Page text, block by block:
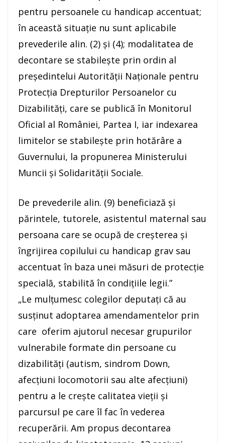
pentru persoanele cu handicap accentuat;
în această situaţie nu sunt aplicabile
prevederile alin. (2) şi (4); modalitatea de
decontare se stabileşte prin ordin al
preşedintelui Autorităţii Naţionale pentru
Protecţia Drepturilor Persoanelor cu
Dizabilităţi, care se publică în Monitorul
Oficial al României, Partea I, iar indexarea
limitelor se stabileşte prin hotărâre a
Guvernului, la propunerea Ministerului
Muncii şi Solidarităţii Sociale.
De prevederile alin. (9) beneficiază şi
părintele, tutorele, asistentul maternal sau
persoana care se ocupă de creşterea şi
îngrijirea copilului cu handicap grav sau
accentuat în baza unei măsuri de protecţie
specială, stabilită în condiţiile legii.”
„Le mulţumesc colegilor deputaţi că au
susţinut adoptarea amendamentelor prin
care oferim ajutorul necesar grupurilor
vulnerabile formate din persoane cu
dizabilităţi (autism, sindrom Down,
afecţiuni locomotorii sau alte afecţiuni)
pentru a le creşte calitatea vieţii şi
parcursul pe care îl fac în vederea
recuperării. Am propus decontarea